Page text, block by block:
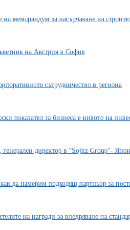
меморандум за насърчаване на
на Австрия в София
сътрудничество в региона
показател за бизнеса е нивото на
директор в “Sojitz Group”-
да намерим подходящ партньор за
на награди за внедряване на